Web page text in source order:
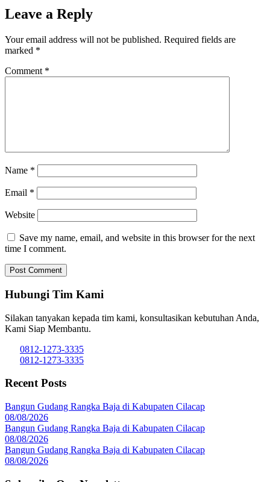
Leave a Reply
Your email address will not be published. Required fields are
marked *
Comment *
Name *
Email *
Website
Save my name, email, and website in this browser for the next
time I comment.
Hubungi Tim Kami
Silakan tanyakan kepada tim kami, konsultasikan kebutuhan Anda,
Kami Siap Membantu.
0812-1273-3335
0812-1273-3335
Recent Posts
Bangun Gudang Rangka Baja di Kabupaten Cilacap
08/08/2026
Bangun Gudang Rangka Baja di Kabupaten Cilacap
08/08/2026
Bangun Gudang Rangka Baja di Kabupaten Cilacap
08/08/2026